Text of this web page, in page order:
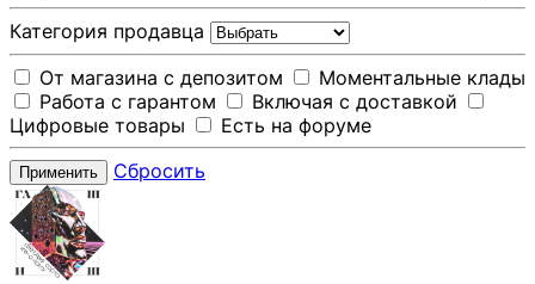
Категория продавца
От магазина с депозитом
Моментальные клады
Работа с гарантом
Включая с доставкой
Цифровые товары
Есть на форуме
Применить Сбросить